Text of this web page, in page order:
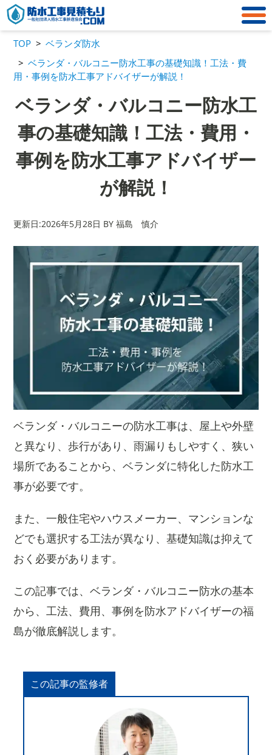
TOP
ベランダ防水
ベランダ・バルコニー防水工事の基礎知識！工法・費
用・事例を防水工事アドバイザーが解説！
ベランダ・バルコニー防水工
事の基礎知識！工法・費用・
事例を防水工事アドバイザー
が解説！
更新日:2026年5月28日 BY 福島 慎介
ベランダ・バルコニーの防水工事は、屋上や外壁
と異なり、歩行があり、雨漏りもしやすく、狭い
場所であることから、ベランダに特化した防水工
事が必要です。
また、一般住宅やハウスメーカー、マンションな
どでも選択する工法が異なり、基礎知識は抑えて
おく必要があります。
この記事では、ベランダ・バルコニー防水の基本
から、工法、費用、事例を防水アドバイザーの福
島が徹底解説します。
この記事の監修者